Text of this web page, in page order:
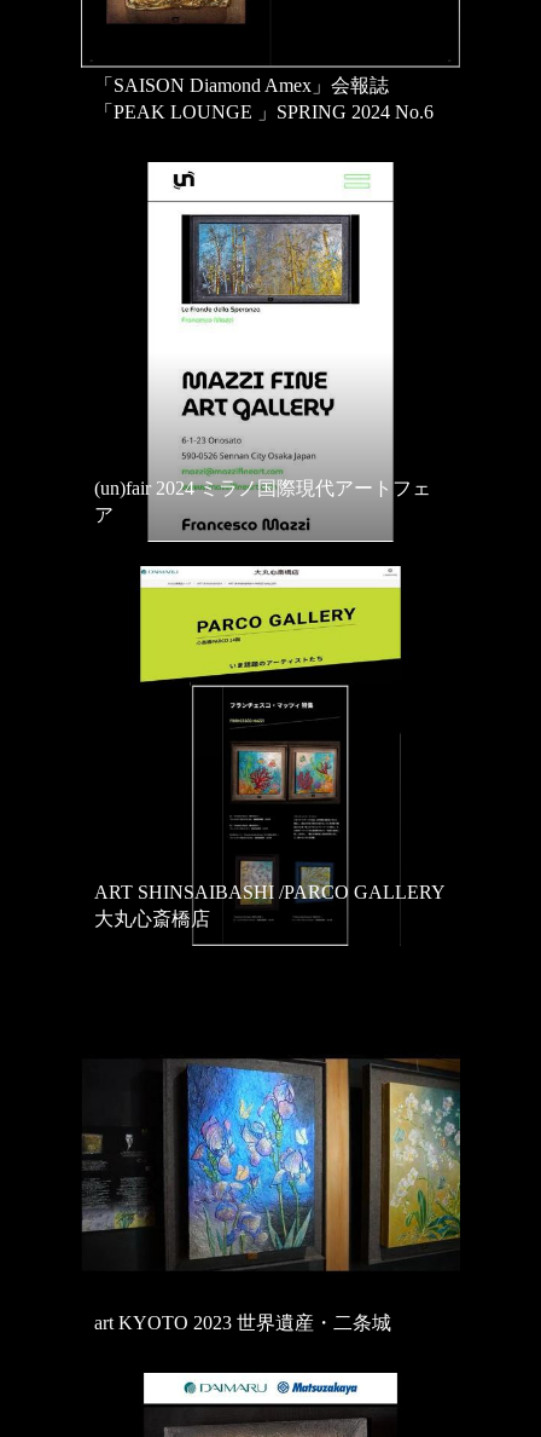
「SAISON Diamond Amex」会報誌
「PEAK LOUNGE 」SPRING 2024 No.6
(un)fair 2024 ミラノ国際現代アートフェ
ア
ART SHINSAIBASHI /PARCO GALLERY
大丸心斎橋店
art KYOTO 2023 世界遺産・二条城